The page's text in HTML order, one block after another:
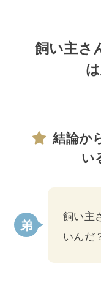
飼い主さ
結論か
い
飼い主
いんだ